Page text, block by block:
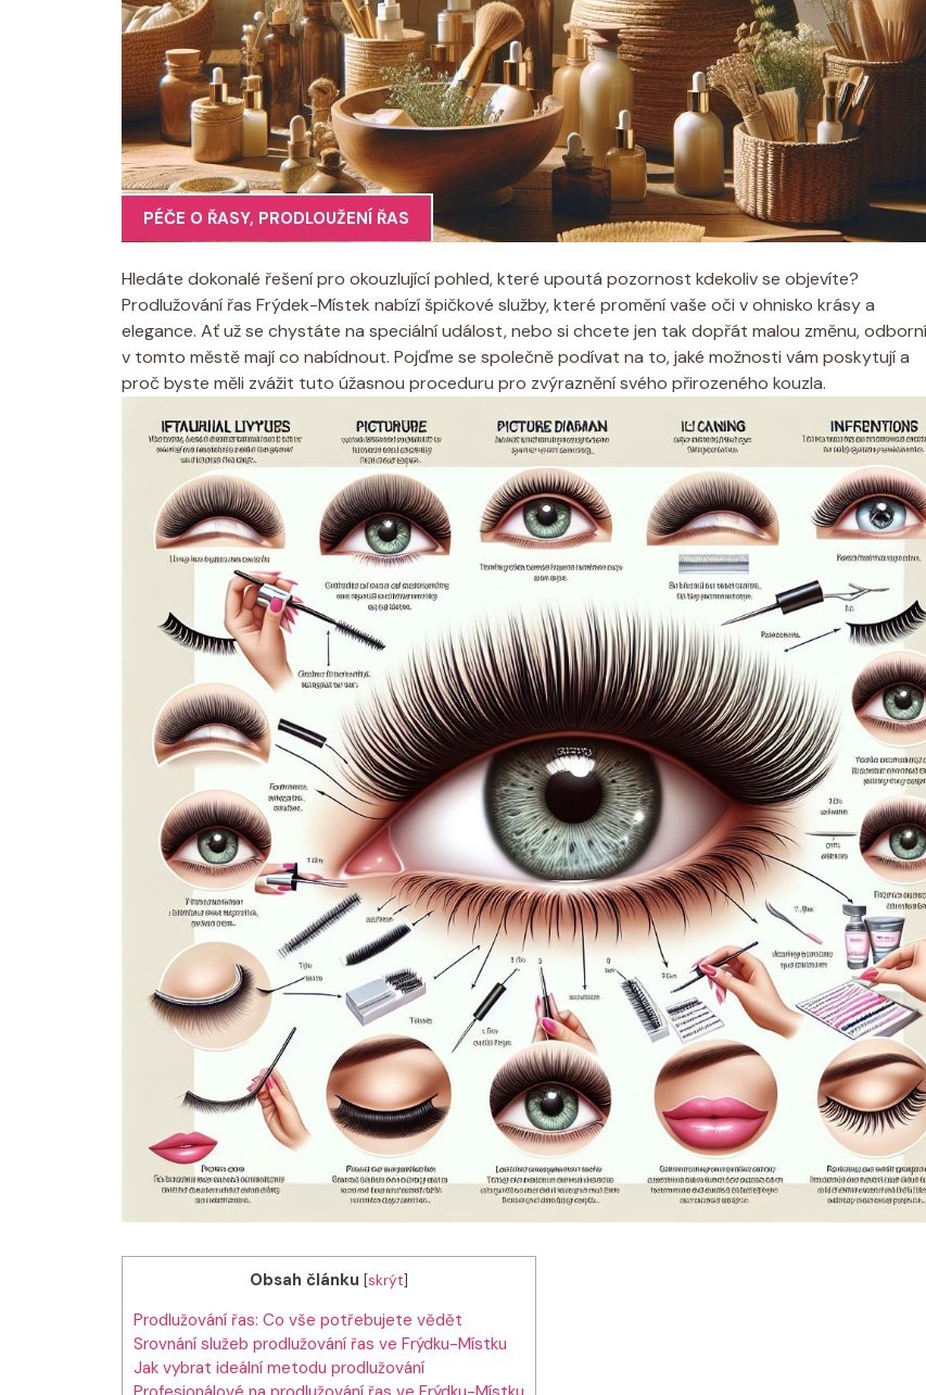
PÉČE O ŘASY, PRODLOUŽENÍ ŘAS
Hledáte dokonalé řešení pro okouzlující pohled, které upoutá pozornost kdekoliv se objevíte?
Prodlužování řas Frýdek-Místek nabízí špičkové služby, které promění vaše oči v ohnisko krásy a
elegance. Ať už se chystáte na speciální událost, nebo si chcete jen tak dopřát malou změnu,
v tomto městě mají co nabídnout. Pojďme se společně podívat na to, jaké možnosti vám poskytují a
proč byste měli zvážit tuto úžasnou proceduru pro zvýraznění svého přirozeného kouzla.
Obsah článku [skrýt]
Prodlužování řas: Co vše potřebujete vědět
Srovnání služeb prodlužování řas ve Frýdku-Místku
Jak vybrat ideální metodu prodlužování